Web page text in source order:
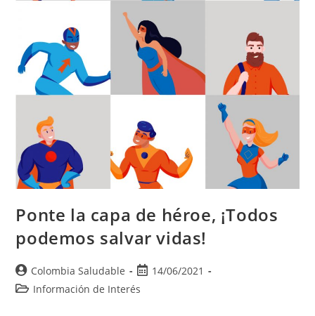
Ponte la capa de héroe, ¡Todos
podemos salvar vidas!
Colombia Saludable
14/06/2021
Información de Interés